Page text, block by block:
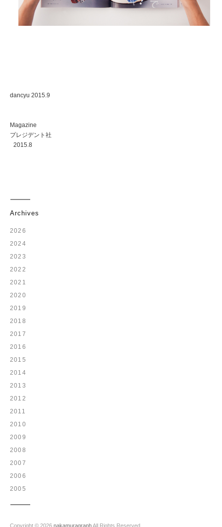
dancyu 2015.9
Magazine
プレジデント社
2015.8
Archives
2026
2024
2023
2022
2021
2020
2019
2018
2017
2016
2015
2014
2013
2012
2011
2010
2009
2008
2007
2006
2005
Copyright © 2026 nakamuragraphAll Rights Reserved.